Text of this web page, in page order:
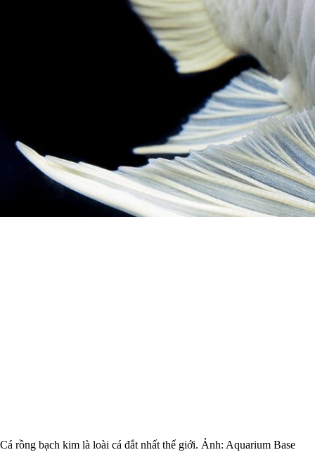
Cá rồng bạch kim là loài cá đắt nhất thế giới. Ảnh: Aquarium Base